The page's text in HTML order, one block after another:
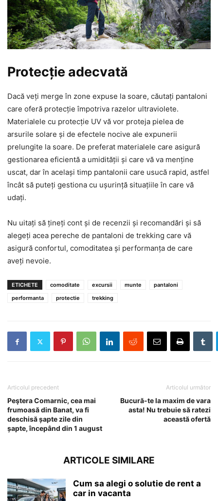
Protecție adecvată
Dacă veți merge în zone expuse la soare, căutați pantaloni
care oferă protecție împotriva razelor ultraviolete.
Materialele cu protecție UV vă vor proteja pielea de
arsurile solare și de efectele nocive ale expunerii
prelungite la soare. De preferat materialele care asigură
gestionarea eficientă a umidității și care vă va menține
uscat, dar în același timp pantalonii care usucă rapid, astfel
încât să puteți gestiona cu ușurință situațiile în care vă
udați.
Nu uitați să țineți cont și de recenzii și recomandări și să
alegeți acea pereche de pantaloni de trekking care vă
asigură confortul, comoditatea și performanța de care
aveți nevoie.
ETICHETE comoditate excursii munte
pantaloni
performanta
protectie trekking
Articolul precedent
Peştera Comarnic, cea mai
frumoasă din Banat, va fi
deschisă șapte zile din
șapte, începând din 1 august
Articolul următor
Bucură-te la maxim de vara
asta! Nu trebuie să ratezi
această ofertă
ARTICOLE SIMILARE
Cum sa alegi o solutie de rent a
car in vacanta